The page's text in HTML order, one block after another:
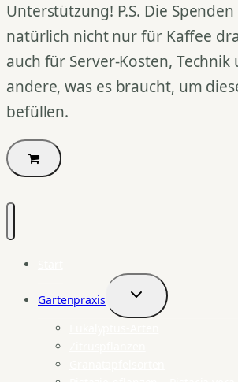
Unterstützung! P.S. Die
natürlich nicht nur für Kaffee
auch für Server-Kosten, Technik
andere, was es braucht, um
befüllen.
Gartenpraxis
Untermenü
umschalten